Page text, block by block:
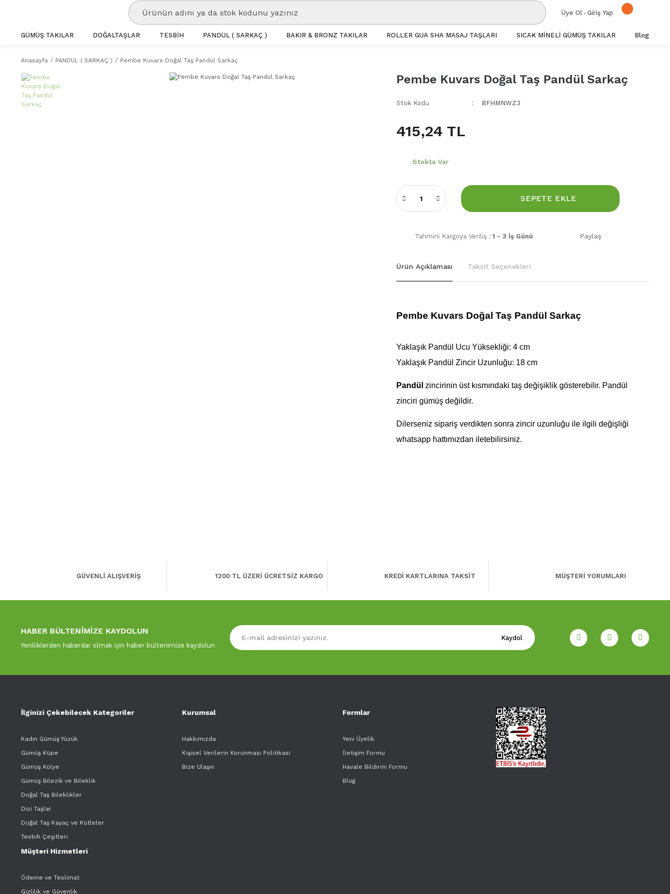
Üye Ol - Giriş Yap
GÜMÜŞ TAKILAR DOĞALTAŞLAR TESBİH PANDÜL ( SARKAÇ ) BAKIR & BRONZ TAKILAR ROLLER GUA SHA MASAJ TAŞLARI SICAK MİNELİ GÜMÜŞ TAKILAR Blog
Anasayfa PANDÜL ( SARKAÇ ) Pembe Kuvars Doğal Taş Pandül Sarkaç
Pembe Kuvars Doğal Taş Pandül Sarkaç
Stok Kodu BFHMNWZ3
415,24 TL
Stokta Var
SEPETE EKLE
Tahmini Kargoya Veriliş : 1 - 3 İş Günü Paylaş
Ürün Açıklaması Taksit Seçenekleri
Pembe Kuvars Doğal Taş Pandül Sarkaç
Yaklaşık Pandül Ucu Yüksekliği: 4 cm
Yaklaşık Pandül Zincir Uzunluğu: 18 cm
Pandül zincirinin üst kısmındaki taş değişiklik gösterebilir. Pandül
zinciri gümüş değildir.
Dilerseniz sipariş verdikten sonra zincir uzunluğu ile ilgili değişliği
whatsapp hattımızdan iletebilirsiniz.
GÜVENLİ ALIŞVERİŞ 1200 TL ÜZERİ ÜCRETSİZ KARGO KREDİ KARTLARINA TAKSİT MÜŞTERİ YORUMLARI
HABER BÜLTENİMİZE KAYDOLUN
Yeniliklerden haberdar olmak için haber bültenimize kaydolun
Kaydol
İlginizi Çekebilecek Kategoriler
Kadın Gümüş Yüzük
Gümüş Küpe
Gümüş Kolye
Gümüş Bilezik ve Bileklik
Doğal Taş Bileklikler
Dizi Taşlar
Doğal Taş Kayaç ve Kütleler
Tesbih Çeşitleri
Kurumsal
Hakkımızda
Kişisel Verilerin Korunması Politikası
Bize Ulaşın
Formlar
Yeni Üyelik
İletişim Formu
Havale Bildirim Formu
Blog
Müşteri Hizmetleri
Ödeme ve Teslimat
Gizlilik ve Güvenlik